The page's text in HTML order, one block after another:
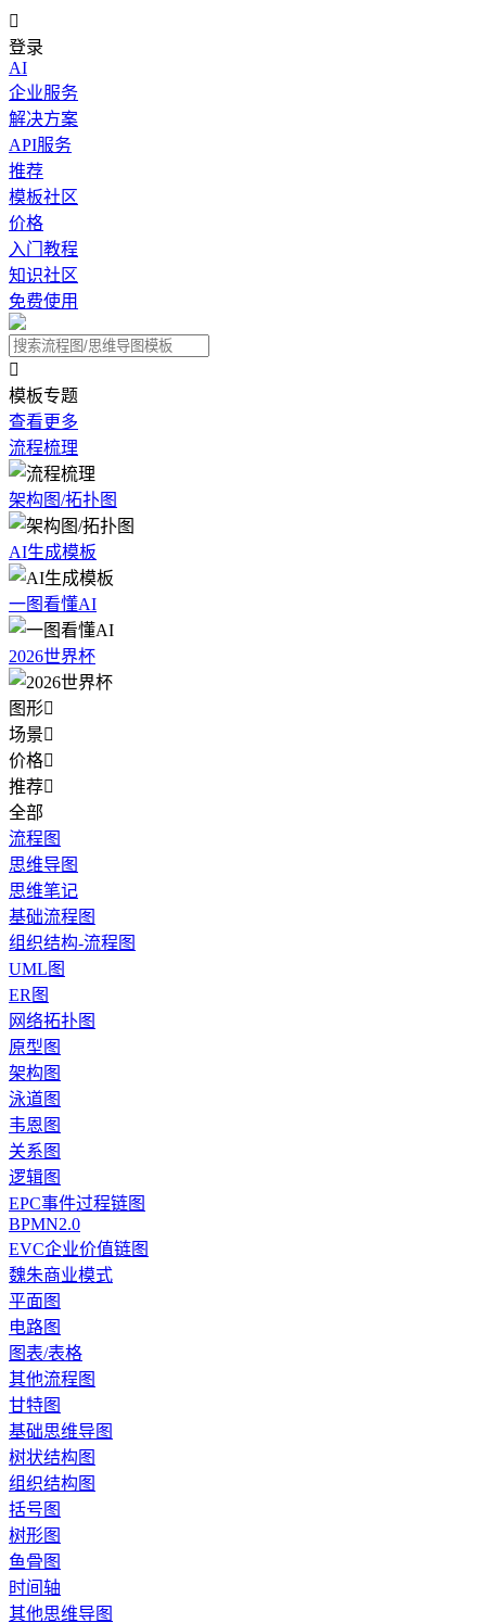

登录
AI
企业服务
解决方案
API服务
推荐
模板社区
价格
入门教程
知识社区
免费使用

模板专题
查看更多
流程梳理
架构图/拓扑图
AI生成模板
一图看懂AI
2026世界杯
图形
场景
价格
推荐
全部
流程图
思维导图
思维笔记
基础流程图
组织结构-流程图
UML图
ER图
网络拓扑图
原型图
架构图
泳道图
韦恩图
关系图
逻辑图
EPC事件过程链图
BPMN2.0
EVC企业价值链图
魏朱商业模式
平面图
电路图
图表/表格
其他流程图
甘特图
基础思维导图
树状结构图
组织结构图
括号图
树形图
鱼骨图
时间轴
其他思维导图